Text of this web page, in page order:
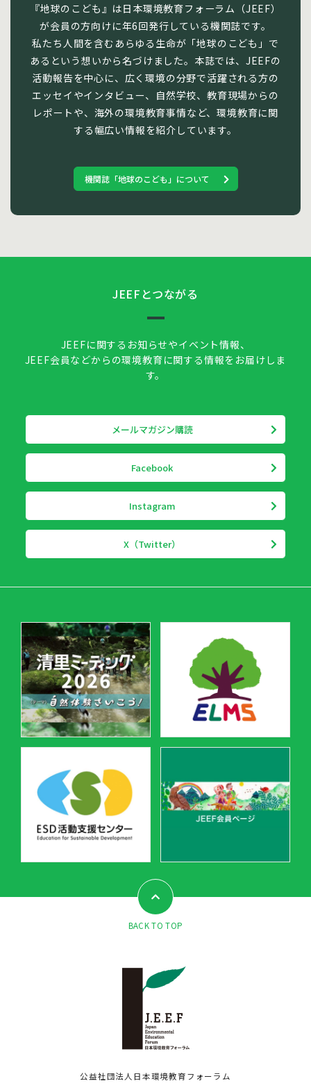
『地球のこども』は日本環境教育フォーラム（JEEF）
が会員の方向けに年6回発行している機関誌です。
私たち人間を含むあらゆる生命が「地球のこども」で
あるという想いから名づけました。本誌では、JEEFの
活動報告を中心に、広く環境の分野で活躍される方の
エッセイやインタビュー、自然学校、教育現場からの
レポートや、海外の環境教育事情など、環境教育に関
する幅広い情報を紹介しています。
機関誌「地球のこども」について
JEEFとつながる
JEEFに関するお知らせやイベント情報、
JEEF会員などからの環境教育に関する情報をお届けしま
す。
メールマガジン購読
Facebook
Instagram
X（Twitter）
BACK TO TOP
公益社団法人日本環境教育フォーラム